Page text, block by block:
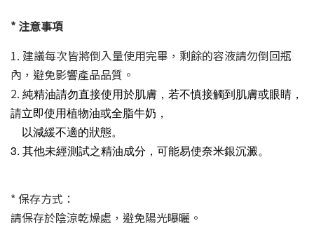
* 注意事項
1. 建議每次皆將倒入量使用完畢，剩餘的容液請勿倒回瓶
內，避免影響產品品質。
2. 純精油請勿直接使用於肌膚，若不慎接觸到肌膚或眼睛，
請立即使用植物油或全脂牛奶，
以減緩不適的狀態。
3. 其他未經測試之精油成分，可能易使奈米銀沉澱。
* 保存方式：
請保存於陰涼乾燥處，避免陽光曝曬。